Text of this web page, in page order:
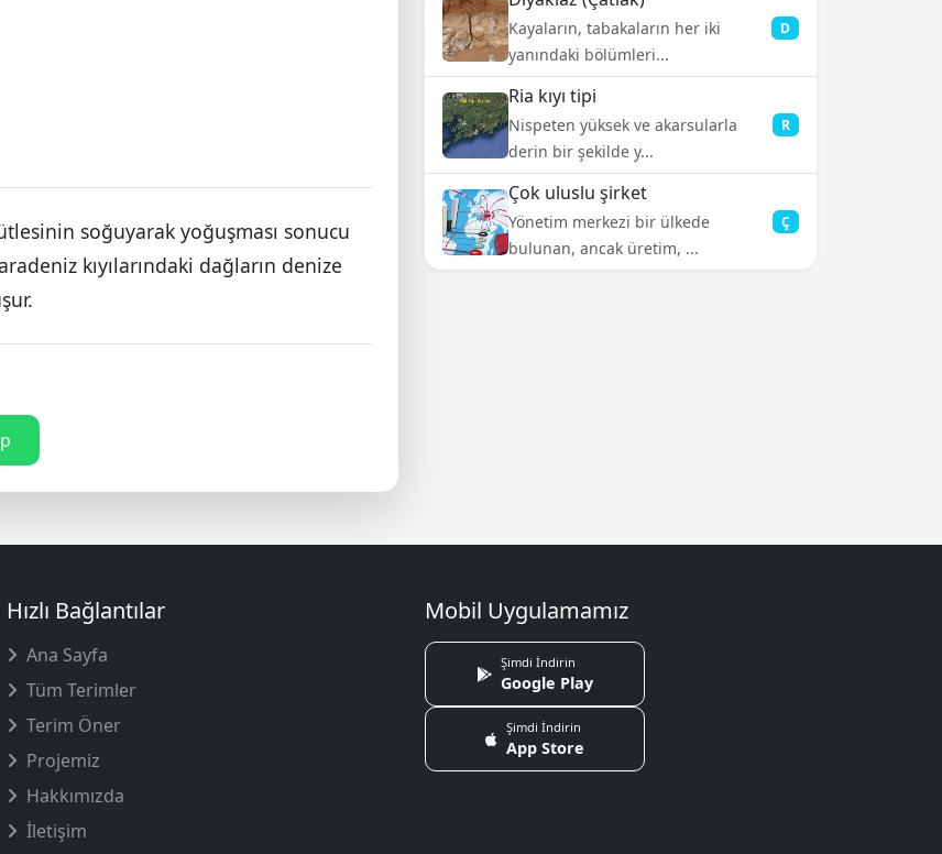
soğuyarak yoğuşması sonucu
kıyılarındaki dağların denize
Kayaların, tabakaların her iki
yanındaki bölümleri...
D
Ria kıyı tipi
Nispeten yüksek ve akarsularla
derin bir şekilde y...
R
Çok uluslu şirket
Yönetim merkezi bir ülkede
bulunan, ancak üretim, ...
Ç
Hızlı Bağlantılar
Ana Sayfa
Tüm Terimler
Terim Öner
Projemiz
Hakkımızda
İletişim
Mobil Uygulamamız
Şimdi İndirin
Google Play
Şimdi İndirin
App Store